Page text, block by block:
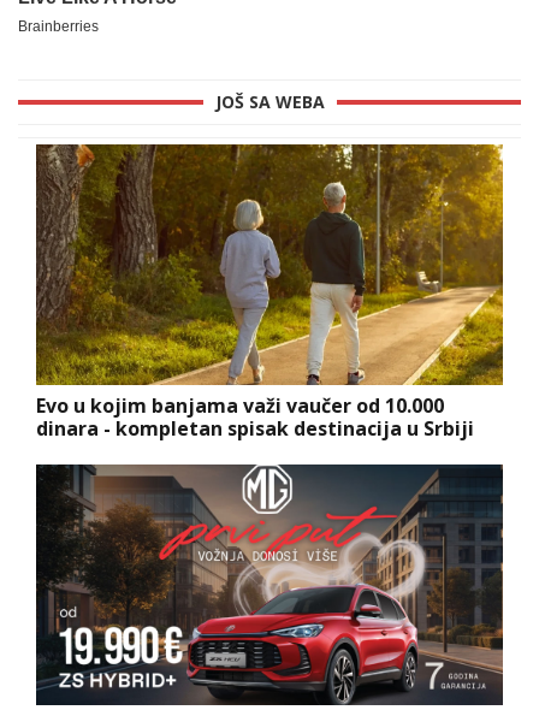
JOŠ SA WEBA
Evo u kojim banjama važi vaučer od 10.000
dinara - kompletan spisak destinacija u Srbiji